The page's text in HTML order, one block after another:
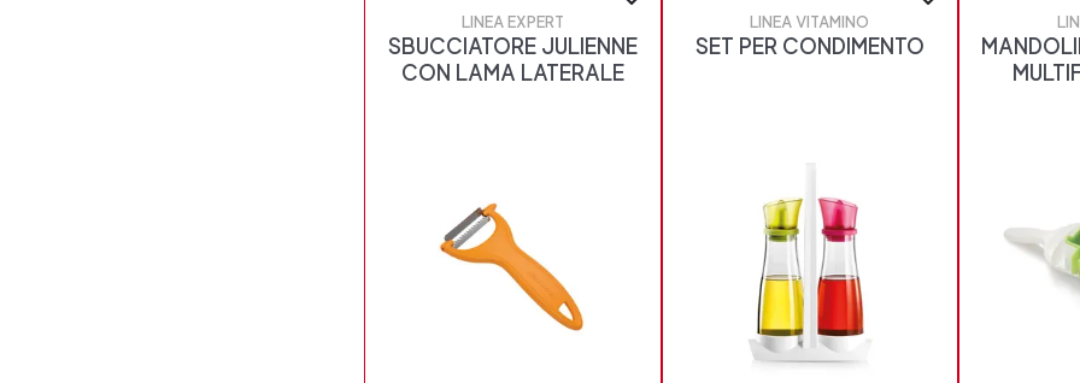
LINEA EXPERT
SBUCCIATORE JULIENNE
CON LAMA LATERALE
LINEA VITAMINO
SET PER CONDIMENTO